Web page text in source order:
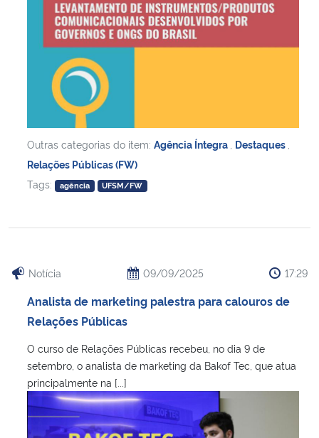
Outras categorias do item: Agência Íntegra Destaques
Relações Públicas (FW)
Tags:
agência UFSM/FW
Notícia 09/09/2025 17:29
Analista de marketing palestra para calouros de
Relações Públicas
O curso de Relações Públicas recebeu, no dia 9 de
setembro, o analista de marketing da Bakof Tec, que atua
principalmente na [...]